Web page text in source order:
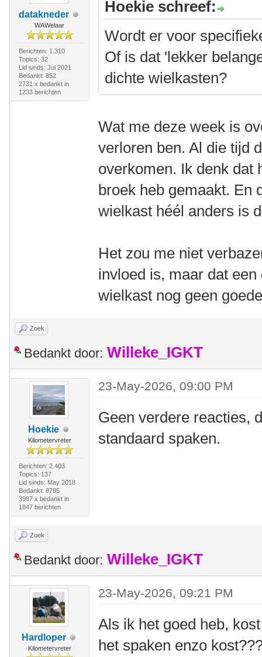
datakneder
WAWelaar
Berichten: 1.310
Topics: 32
Lid sinds: Jul 2021
Bedankt: 852
2731 x bedankt in
1233 berichten
Hoekie schreef:
Wordt er voor
Of is dat 'lekker
dichte wielkasten?
Wat me deze week is
verloren ben. Al die tijd
overkomen. Ik denk dat
broek heb gemaakt. En
wielkast héél anders is
Het zou me niet
invloed is, maar dat
wielkast nog geen
Zoek
Bedankt door: Willeke_IGKT
Hoekie
Kilometervreter
Berichten: 2.403
Topics: 137
Lid sinds: May 2018
Bedankt: 8785
3987 x bedankt in
1847 berichten
23-May-2026, 09:00 PM
Geen verdere reacties,
standaard spaken.
Zoek
Bedankt door: Willeke_IGKT
Hardloper
Kilometervreter
23-May-2026, 09:21 PM
Als ik het goed heb,
het spaken enzo